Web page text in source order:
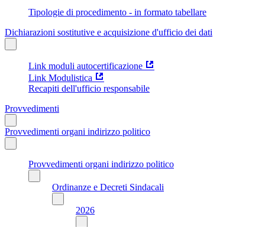
Tipologie di procedimento - in formato tabellare
Dichiarazioni sostitutive e acquisizione d'ufficio dei dati
Link moduli autocertificazione
Link Modulistica
Recapiti dell'ufficio responsabile
Provvedimenti
Provvedimenti organi indirizzo politico
Provvedimenti organi indirizzo politico
Ordinanze e Decreti Sindacali
2026